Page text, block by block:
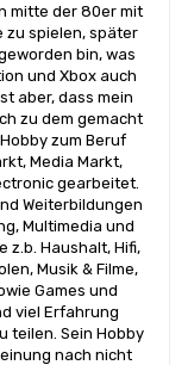
mitte der 80er mit
zu spielen, später
bin, was
und Xbox auch
aber, dass mein
zu dem gemacht
zum Beruf
Media Markt,
gearbeitet.
Weiterbildungen
Multimedia und
z.b. Haushalt, Hifi,
Musik & Filme,
Games und
viel Erfahrung
teilen. Sein Hobby
nach nicht